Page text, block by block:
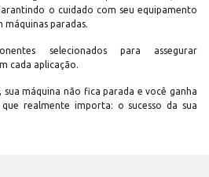
o cuidado com seu equipamento
máquinas paradas.
selecionados para assegurar
cada aplicação.
sua máquina não fica parada e você ganha
realmente importa: o sucesso da sua